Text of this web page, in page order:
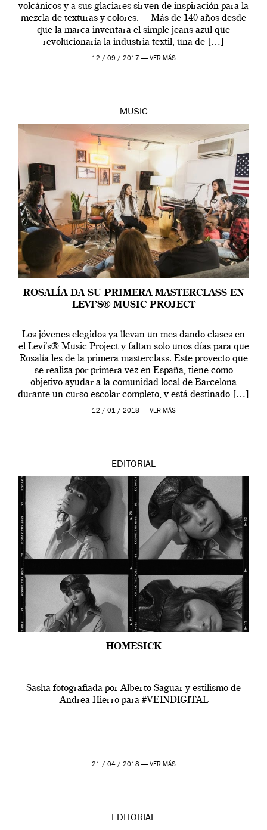
volcánicos y a sus glaciares sirven de inspiración para la
mezcla de texturas y colores. Más de 140 años desde
que la marca inventara el simple jeans azul que
revolucionaría la industria textil, una de […]
12 / 09 / 2017 — VER MÁS
MUSIC
ROSALÍA DA SU PRIMERA MASTERCLASS EN
LEVI’S® MUSIC PROJECT
Los jóvenes elegidos ya llevan un mes dando clases en
el Levi’s® Music Project y faltan solo unos días para que
Rosalía les de la primera masterclass. Este proyecto que
se realiza por primera vez en España, tiene como
objetivo ayudar a la comunidad local de Barcelona
durante un curso escolar completo, y está destinado […]
12 / 01 / 2018 — VER MÁS
EDITORIAL
HOMESICK
Sasha fotografiada por Alberto Saguar y estilismo de
Andrea Hierro para #VEINDIGITAL
21 / 04 / 2018 — VER MÁS
EDITORIAL